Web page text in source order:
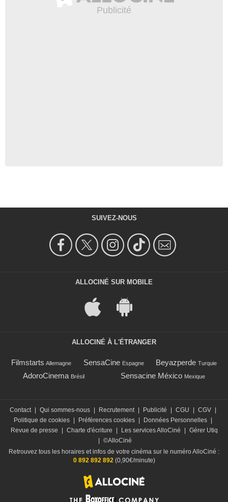
SUIVEZ-NOUS
ALLOCINÉ SUR MOBILE
ALLOCINÉ À L'ÉTRANGER
Filmstarts Allemagne SensaCine Espagne Beyazperde Turquie
AdoroCinema Brésil Sensacine México Mexique
Contact Qui sommes-nous Recrutement Publicité CGU CGV
Politique de cookies
Préférences cookies Données Personnelles
Revue de presse
Charte d'écriture Les services AlloCiné
Gérer Utiq
©AlloCiné
Retrouvez tous les horaires et infos de votre cinéma sur le numéro AlloCiné :
0 892 892 892(0,90€/minute)